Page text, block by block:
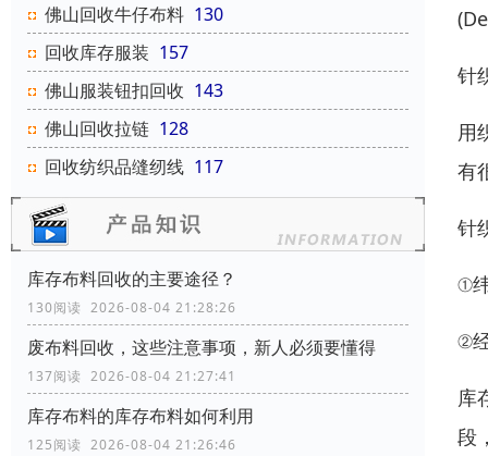
佛山回收牛仔布料 130
回收库存服装 157
佛山服装钮扣回收 143
佛山回收拉链 128
回收纺织品缝纫线 117
库存布料回收的主要途径？
130阅读 2026-08-04 21:28:26
废布料回收，这些注意事项，新人必须要懂得
137阅读 2026-08-04 21:27:41
库存布料的库存布料如何利用
125阅读 2026-08-04 21:26:46
针
用
有
针
①
②
库
段